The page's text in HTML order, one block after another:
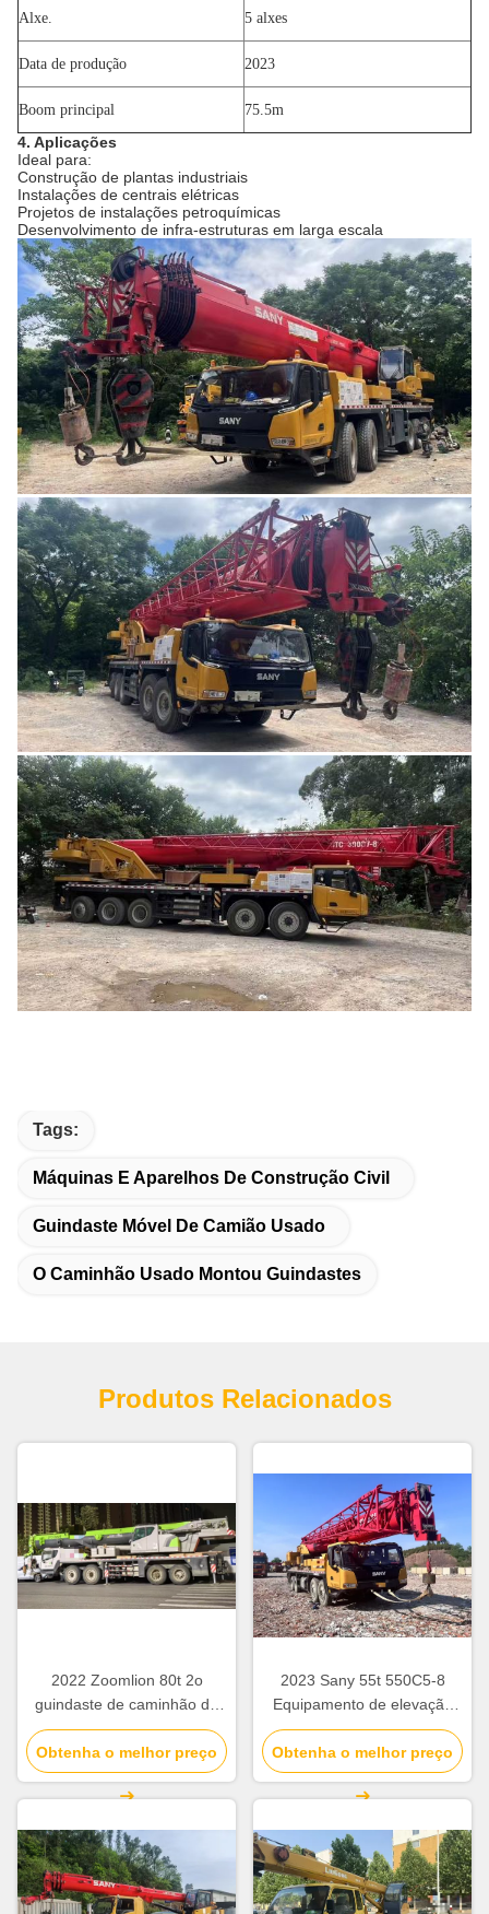
Alxe. 5 alxes
Data de produção 2023
Boom principal 75.5m
4. Aplicações
Ideal para:
Construção de plantas industriais
Instalações de centrais elétricas
Projetos de instalações petroquímicas
Desenvolvimento de infra-estruturas em larga escala
Tags:
Máquinas E Aparelhos De Construção Civil
Guindaste Móvel De Camião Usado
O Caminhão Usado Montou Guindastes
Produtos Relacionados
2022 Zoomlion 80t 2o
guindaste de caminhão de
mão ZCT800V663-1 para
canteiro de obras
Obtenha o melhor preço
2023 Sany 55t 550C5-8
Equipamento de elevação
de caminhões usados de
guindastes para canteiros de
obras
Obtenha o melhor preço